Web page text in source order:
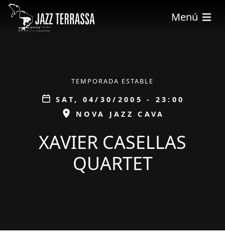
Skip to main content
Menú
TEMPORADA ESTABLE
Data
SAT, 04/30/2005 - 23:00
ESPAI
NOVA JAZZ CAVA
XAVIER CASELLAS
QUARTET